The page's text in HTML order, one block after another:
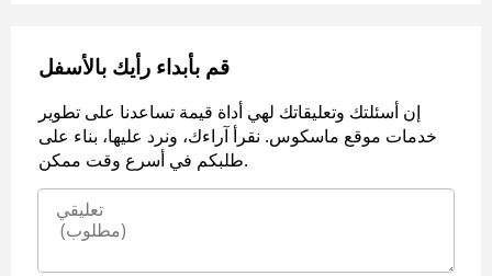
قم بأبداء رأيك بالأسفل
إن أسئلتك وتعليقاتك لهي أداة قيمة تساعدنا على تطوير
خدمات موقع ماسكوس. نقرأ آراءك، ونرد عليها، بناء على
طلبكم في أسرع وقت ممكن.